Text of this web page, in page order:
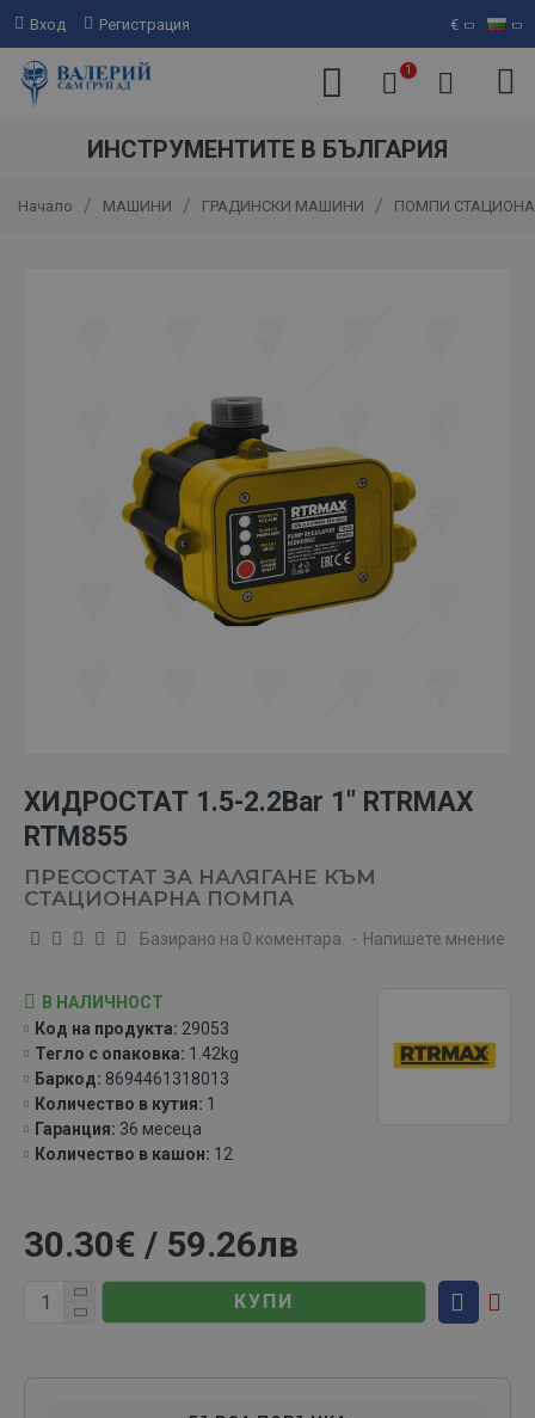
Вход Регистрация €
1
ИНСТРУМЕНТИТЕ В БЪЛГАРИЯ
Начало МАШИНИ ГРАДИНСКИ МАШИНИ ПОМПИ
ХИДРОСТАТ 1.5-2.2Bar 1" RTRMAX
RTM855
ПРЕСОСТАТ ЗА НАЛЯГАНЕ КЪМ
СТАЦИОНАРНА ПОМПА
В НАЛИЧНОСТ
Код на продукта: 29053
Тегло с опаковка: 1.42kg
Баркод: 8694461318013
Количество в кашон: 12
Количество в кутия: 1
Гаранция: 36 месеца
Базирано на 0 коментара. - Напишете мнение
30.30€ / 59.26лв
КУПИ